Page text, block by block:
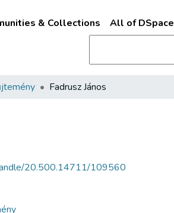
& Collections All of DSpace
Fadrusz János
20.500.14711/109560